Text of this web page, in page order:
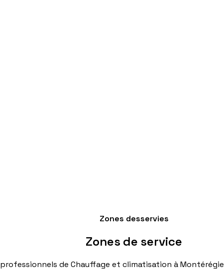
Zones desservies
Zones de service
professionnels de Chauffage et climatisation à Montérégie